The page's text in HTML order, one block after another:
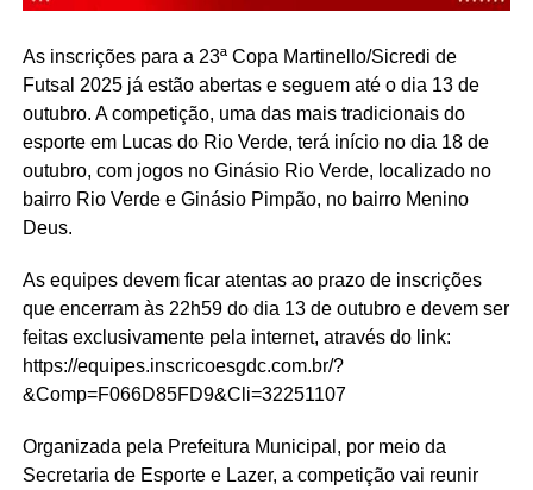
As inscrições para a 23ª Copa Martinello/Sicredi de
Futsal 2025 já estão abertas e seguem até o dia 13 de
outubro. A competição, uma das mais tradicionais do
esporte em Lucas do Rio Verde, terá início no dia 18 de
outubro, com jogos no Ginásio Rio Verde, localizado no
bairro Rio Verde e Ginásio Pimpão, no bairro Menino
Deus.
As equipes devem ficar atentas ao prazo de inscrições
que encerram às 22h59 do dia 13 de outubro e devem ser
feitas exclusivamente pela internet, através do link:
https://equipes.inscricoesgdc.com.br/?
&Comp=F066D85FD9&Cli=32251107
Organizada pela Prefeitura Municipal, por meio da
Secretaria de Esporte e Lazer, a competição vai reunir